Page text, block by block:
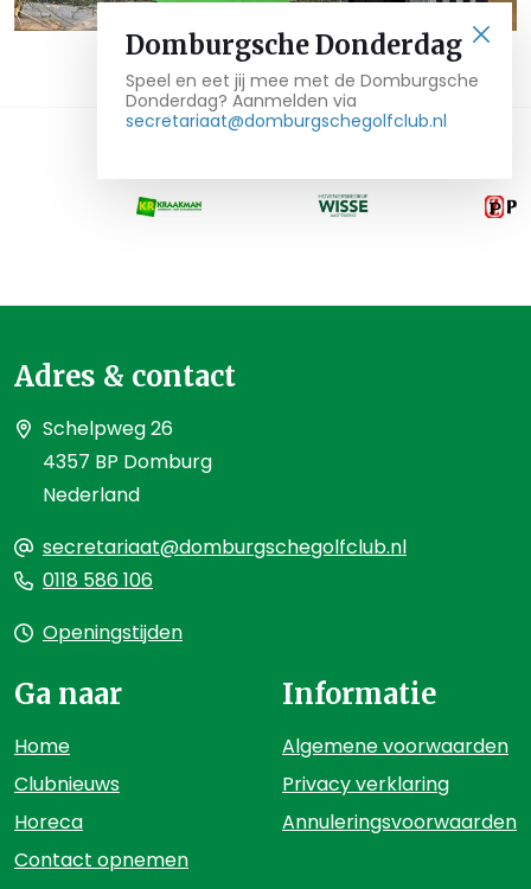
Domburgsche Donderdag
Speel en eet jij mee met de Domburgsche
Donderdag? Aanmelden via
secretariaat@domburgschegolfclub.nl
Adres & contact
Schelpweg 26
4357 BP Domburg
Nederland
secretariaat@domburgschegolfclub.nl
0118 586 106
Openingstijden
Ga naar
Home
Clubnieuws
Horeca
Contact opnemen
Informatie
Algemene voorwaarden
Privacy verklaring
Annuleringsvoorwaarden